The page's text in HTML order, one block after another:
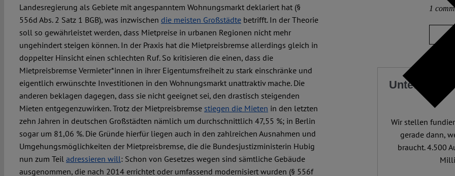
Landesregierung als Gebiete mit angespanntem Wohnungsmarkt deklariert hat (§
556d Abs. 2 Satz 1 BGB), was inzwischen die meisten Großstädtebetrifft. In der Theorie
soll so gewährleistet werden, dass Mietpreise in urbanen Regionen nicht mehr
ungehindert steigen können. In der Praxis hat die Mietpreisbremse allerdings gleich in
doppelter Hinsicht einen schlechten Ruf. So kritisieren die einen, dass die
Mietpreisbremse Vermieter*innen in ihrer Eigentumsfreiheit zu stark einschränke und
eigentlich erwünschte Investitionen in den Wohnungsmarkt unattraktiv mache. Die
anderen beklagen dagegen, dass sie nicht geeignet sei, den drastisch steigenden
Mieten entgegenzuwirken. Trotz der Mietpreisbremse stiegen die Mieten in den letzten
zehn Jahren in deutschen Großstädten nämlich um durchschnittlich 47,55 %; in Berlin
sogar um 81,06 %. Die Gründe hierfür liegen auch in den zahlreichen Ausnahmen und
Umgehungsmöglichkeiten der Mietpreisbremse, die die Bundesjustizministerin Hubig
nun zum Teil adressieren will: Schon von Gesetzes wegen sind sämtliche Gebäude
ausgenommen, die nach 2014 errichtet oder umfassend modernisiert wurden (§ 556f
1
Wir stellen
gerade dann,
braucht. 4.500